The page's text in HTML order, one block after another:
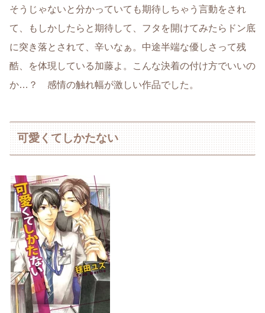
そうじゃないと分かっていても期待しちゃう言動をされ
て、もしかしたらと期待して、フタを開けてみたらドン底
に突き落とされて、辛いなぁ。中途半端な優しさって残
酷、を体現している加藤よ。こんな決着の付け方でいいの
か…？ 感情の触れ幅が激しい作品でした。
可愛くてしかたない